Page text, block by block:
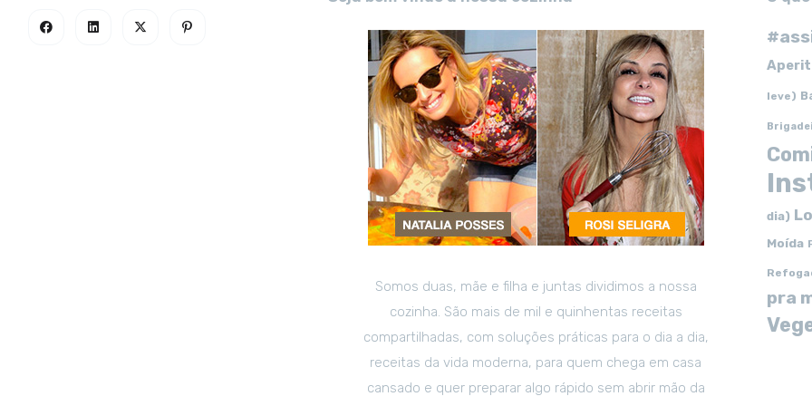
Somos duas, mãe e filha e juntas dividimos a nossa
cozinha. São mais de mil e quinhentas receitas
compartilhadas, com soluções práticas para o dia a dia,
receitas da vida moderna, para quem chega em casa
cansado e quer preparar algo rápido sem abrir mão da
leve)
dia)
Moída
pra